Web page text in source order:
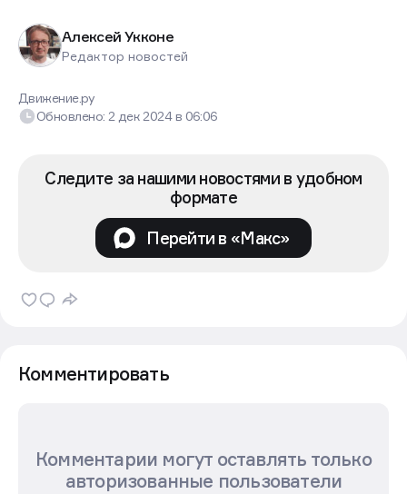
Алексей Укконе
Редактор новостей
Движение.ру
Обновлено: 2 дек 2024в 06:06
Следите за нашими новостями в удобном
формате
Перейти в «Макс»
Комментировать
Комментарии могут оставлять только
авторизованные пользователи